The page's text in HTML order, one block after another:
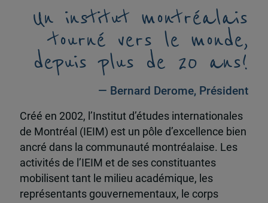
Un institut montréalais
tourné vers le monde,
depuis plus de 20 ans!
— Bernard Derome, Président
Créé en 2002, l’Institut d’études internationales
de Montréal (IEIM) est un pôle d’excellence bien
ancré dans la communauté montréalaise. Les
activités de l’IEIM et de ses constituantes
mobilisent tant le milieu académique, les
représentants gouvernementaux, le corps